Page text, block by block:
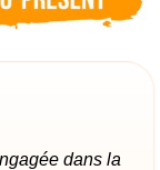
dans la